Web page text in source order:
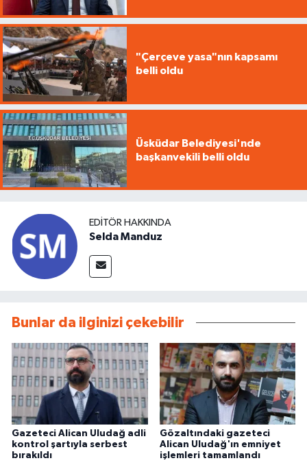
"Çerçeve yasa"nın kapsamı
belli oldu
Üsküdar Belediyesi'nde
başkanvekili belli oldu
EDITÖR HAKKINDA
Selda Manduz
Bunlar da ilginizi çekebilir
Gazeteci Alican Uludağ adli
kontrol şartıyla serbest
bırakıldı
Gözaltındaki gazeteci
Alican Uludağ'ın emniyet
işlemleri tamamlandı